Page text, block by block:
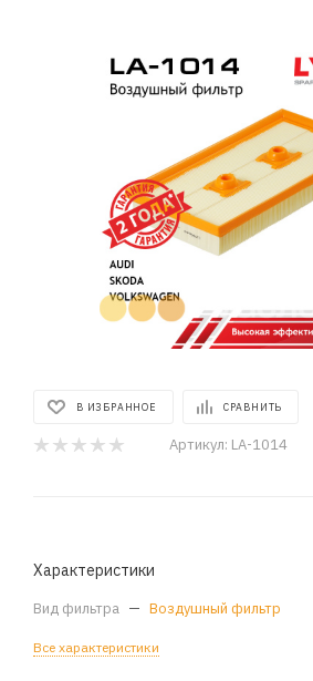
В ИЗБРАННОЕ СРАВНИТЬ
Артикул: LA-1014
Характеристики
Вид фильтра — Воздушный фильтр
Все характеристики